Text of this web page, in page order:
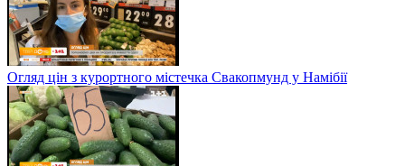
Огляд цін з курортного містечка Свакопмунд у Намібії